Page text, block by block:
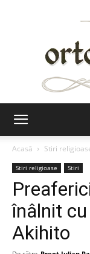
Acasă
Stiri
Stiri religioase Stiri
înâlnit
Akihito